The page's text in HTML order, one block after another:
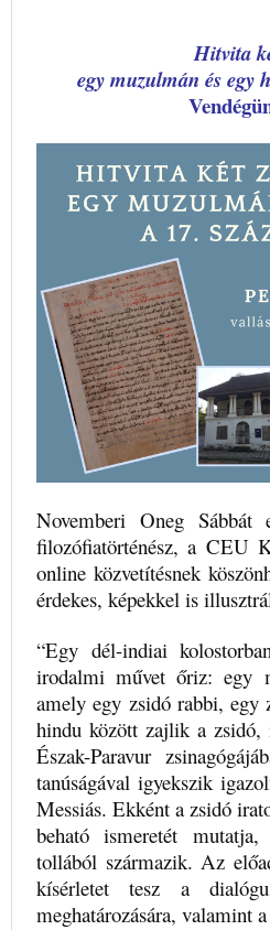
Hitvita
egy muzulmán és egy
Novemberi Oneg Sábbát
filozófiatörténész, a CEU
online közvetítésnek
érdekes, képekkel is
“Egy dél-indiai
irodalmi művet őriz: egy
amely egy zsidó rabbi, egy
hindu között zajlik a zsidó,
Észak-Paravur
tanúságával igyekszik
Messiás. Ekként a zsidó
beható ismeretét
tollából származik. Az
kísérletet tesz a
meghatározására, valamint